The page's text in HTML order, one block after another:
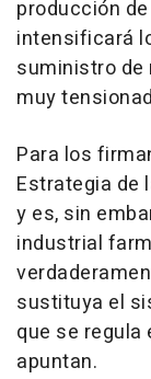
producción
intensificará
suministro de
muy
Para los
Estrategia de
y es, sin
industrial
sustituya el
que se regula
apuntan.